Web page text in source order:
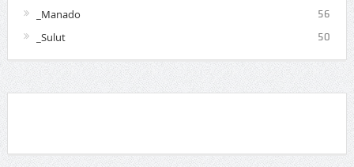
_Manado 56
_Sulut 50